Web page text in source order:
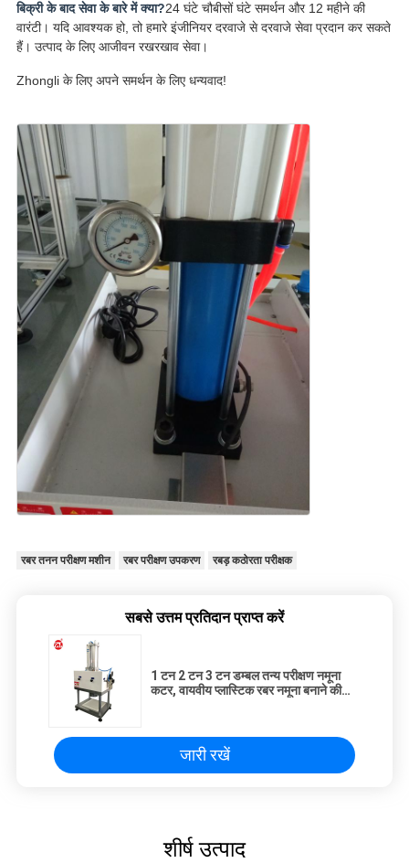
बिक्री के बाद सेवा के बारे में क्या?24 घंटे चौबीसों घंटे समर्थन और 12 महीने की
वारंटी। यदि आवश्यक हो, तो हमारे इंजीनियर दरवाजे से दरवाजे सेवा प्रदान कर सकते
हैं। उत्पाद के लिए आजीवन रखरखाव सेवा।
Zhongli के लिए अपने समर्थन के लिए धन्यवाद!
रबर तनन परीक्षण मशीन रबर परीक्षण उपकरण रबड़ कठोरता परीक्षक
सबसे उत्तम प्रतिदान प्राप्त करें
1 टन 2 टन 3 टन डम्बल तन्य परीक्षण नमूना
कटर, वायवीय प्लास्टिक रबर नमूना बनाने की
जारी रखें
शीर्ष उत्पाद